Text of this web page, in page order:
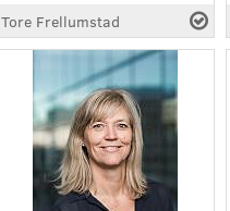
Tore Frellumstad